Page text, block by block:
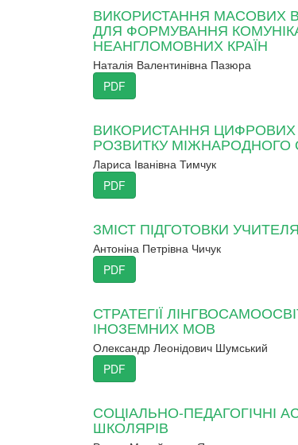
ВИКОРИСТАННЯ МАСОВИХ
ДЛЯ ФОРМУВАННЯ
НЕАНГЛОМОВНИХ КРАЇН
Наталія Валентинівна Пазюра
PDF
ВИКОРИСТАННЯ ЦИФРОВИХ
РОЗВИТКУ МІЖНАРОДНОГО
Лариса Іванівна Тимчук
PDF
ЗМІСТ ПІДГОТОВКИ
Антоніна Петрівна Чичук
PDF
СТРАТЕГІЇ
ІНОЗЕМНИХ МОВ
Олександр Леонідович Шумський
PDF
СОЦІАЛЬНО-ПЕДАГОГІЧНІ
ШКОЛЯРІВ